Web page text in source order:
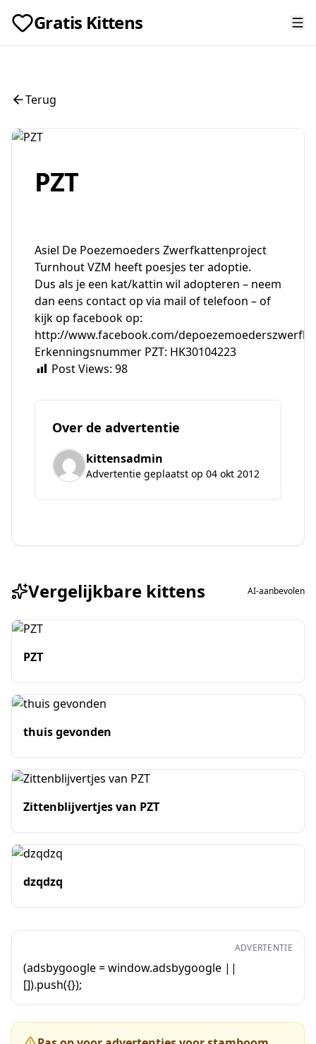
Gratis Kittens
Terug
PZT
Asiel De Poezemoeders Zwerfkattenproject
Turnhout VZM heeft poesjes ter adoptie.
Dus als je een kat/kattin wil adopteren – neem
dan eens contact op via mail of telefoon – of
kijk op facebook op:
http://www.facebook.com/
Erkenningsnummer PZT: HK30104223
Post Views: 98
Over de advertentie
kittensadmin
Advertentie geplaatst op 04 okt 2012
Vergelijkbare kittens AI-aanbevolen
PZT
thuis gevonden
Zittenblijvertjes van PZT
dzqdzq
ADVERTENTIE
(adsbygoogle = window.adsbygoogle ||
[]).push({});